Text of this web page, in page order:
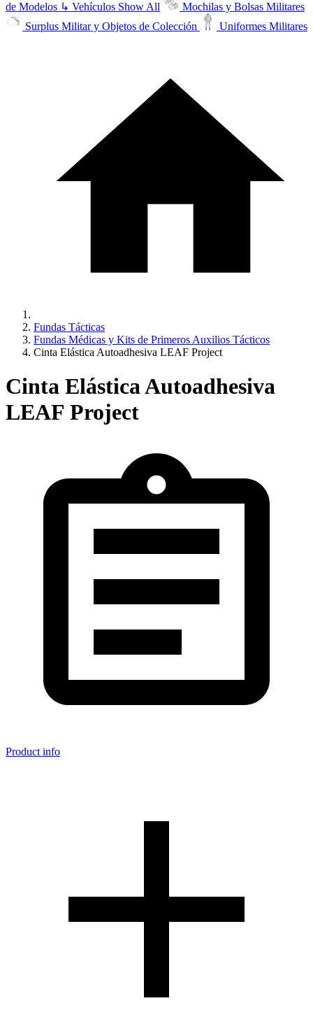
de Modelos ↳ Vehículos Show All
Mochilas y Bolsas Militares
Surplus Militar y Objetos de Colección
Uniformes Militares
Fundas Tácticas
Fundas Médicas y Kits de Primeros Auxilios Tácticos
Cinta Elástica Autoadhesiva LEAF Project
Cinta Elástica Autoadhesiva
LEAF Project
Product info